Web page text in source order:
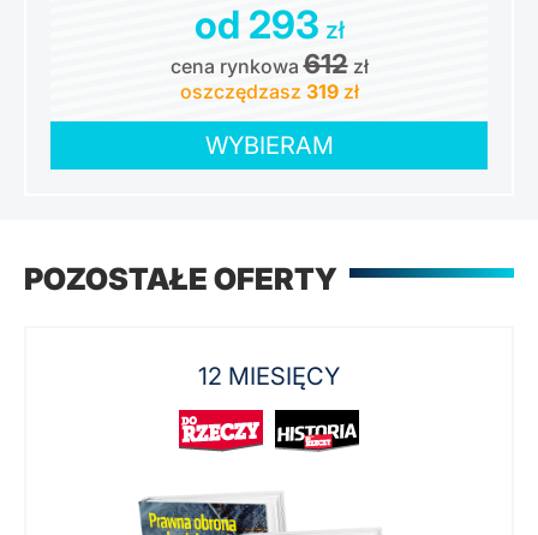
od 293 zł
cena rynkowa612zł
oszczędzasz 319zł
WYBIERAM
POZOSTAŁE OFERTY
12 MIESIĘCY